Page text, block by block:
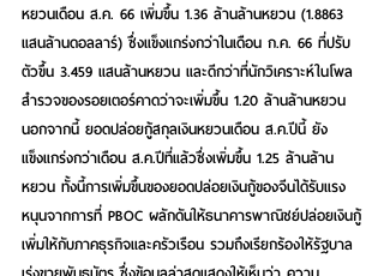
หยวนเดือน ส.ค. 66 เพิ่มขึ้น 1.36 ล้านล้านหยวน (1.8863
แสนล้านดอลลาร์) ซึ่งแข็งแกร่งกว่าในเดือน ก.ค. 66 ที่ปรับ
ตัวขึ้น 3.459 แสนล้านหยวน และดีกว่าที่นักวิเคราะห์ในโพล
สำรวจของรอยเตอร์คาดว่าจะเพิ่มขึ้น 1.20 ล้านล้านหยวน
นอกจากนี้ ยอดปล่อยกู้สกุลเงินหยวนเดือน ส.ค.ปีนี้ ยัง
แข็งแกร่งกว่าเดือน ส.ค.ปีที่แล้วซึ่งเพิ่มขึ้น 1.25 ล้านล้าน
หยวน ทั้งนี้การเพิ่มขึ้นของยอดปล่อยเงินกู้ของจีนได้รับแรง
หนุนจากการที่ PBOC ผลักดันให้ธนาคารพาณิชย์ปล่อยเงินกู้
เพิ่มให้กับภาคธุรกิจและครัวเรือน รวมถึงเรียกร้องให้รัฐบาล